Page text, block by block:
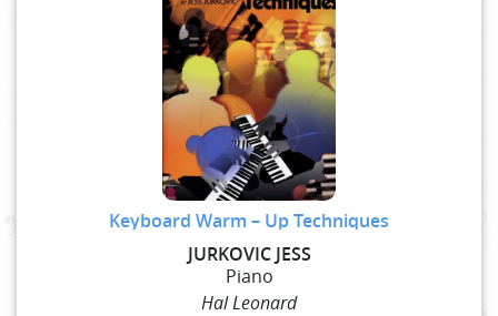
Keyboard Warm – Up Techniques
JURKOVIC JESS
Piano
Hal Leonard